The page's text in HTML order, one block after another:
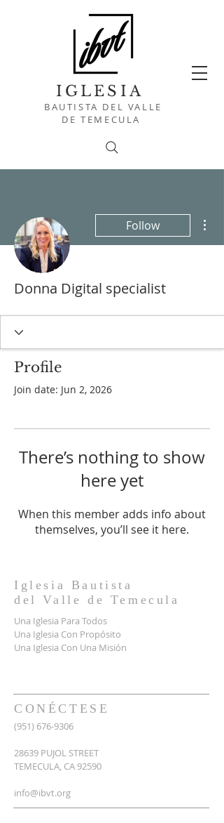
IGLESIA
BAUTISTA DEL VALLE
DE TEMECULA
Follow
Donna Digital specialist
Profile
Join date: Jun 2, 2026
There’s nothing to show
here yet
When this member adds info about
themselves, you’ll see it here.
Iglesia Bautista
delValle de Temecula
CONÉCTESE
(951) 676-9306
28639 PUJOL STREET
TEMECULA, CA 92590
info@ibvt.org
Una Iglesia Para Todos
Una Iglesia Con Propósito
Una Iglesia Con Una Misión